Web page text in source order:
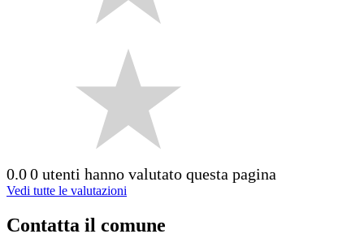
0.00 utenti hanno valutato questa pagina
Vedi tutte le valutazioni
Contatta il comune